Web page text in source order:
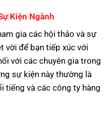
Kiện Ngành
gia các hội thảo và sự
vời để bạn tiếp xúc với
với các chuyên gia trong
sự kiện này thường là
tiếng và các công ty hàng